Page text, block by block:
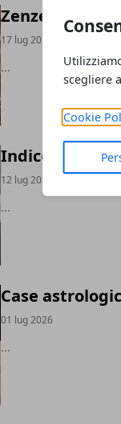
scegliere
Cookie
Zenzero:
17 lug 2026
...
Indice di
12 lug 2026
...
Case
01 lug 2026
...